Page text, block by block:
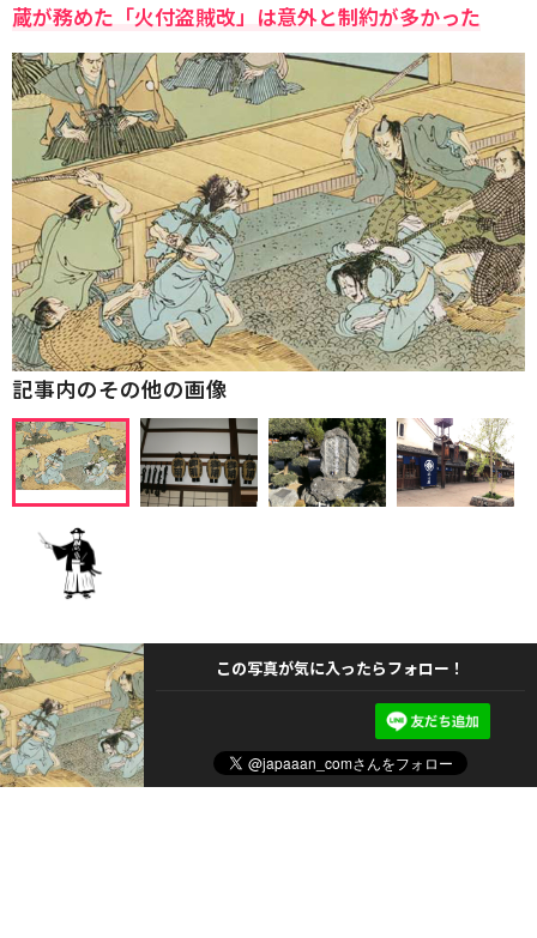
蔵が務めた「火付盗賊改」は意外と制約が多かった
記事内のその他の画像
この写真が気に入ったらフォロー！